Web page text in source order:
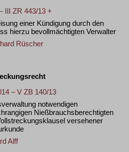
III ZR 443/13 +
einer Kündigung durch den
hierzu bevollmächtigten Verwalter
Rüscher
– V ZB 140/13
notwendigen
Nießbrauchsberechtigten
versehener
Alff